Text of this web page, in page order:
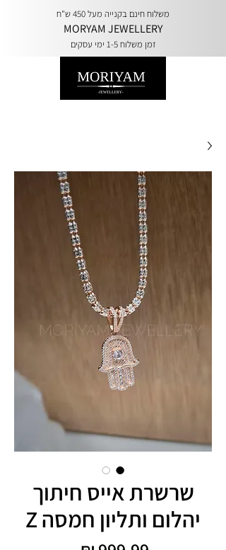
משלוח חינם בקנייה מעל 450 ש"ח
MORYAM JEWELLERY
זמן משלוח 1-5 ימי עסקים
שרשרת אייס חיתוך
יהלום ותליון חמסה Z